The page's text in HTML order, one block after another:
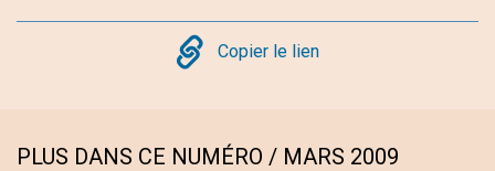
Copy
Copier le lien
PLUS DANS CE NUMÉRO / MARS 2009